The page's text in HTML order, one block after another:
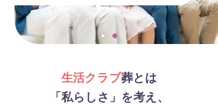
0120-098-325
24時間受付 いつでもお電話ください
生活クラブ葬とは
「私らしさ」を考え、